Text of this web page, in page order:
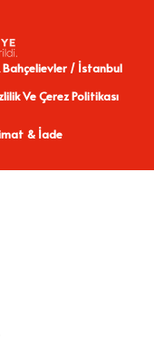
Bahçelievler / İstanbul
Ve Çerez Politikası
& İade